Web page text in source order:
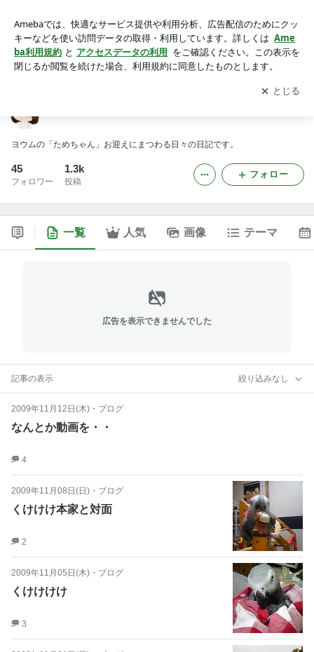
アプリをダウンロードして ブログの更新通知
を受け取りまし
ょう。
開く
ヨウムの「ためちゃん」お迎えにまつわる日々の日記です。
45
フォロワー
1.3k
投稿
フォロー
一覧 人気 画像 テーマ
広告を表示できませんでした
記事の表示 絞り込みなし
2009年11月12日(木) ・ ブログ
なんとか動画を・・
4
2009年11月08日(日) ・ ブログ
くけけけ本家と対面
2
2009年11月05日(木) ・ ブログ
くけけけけ
3